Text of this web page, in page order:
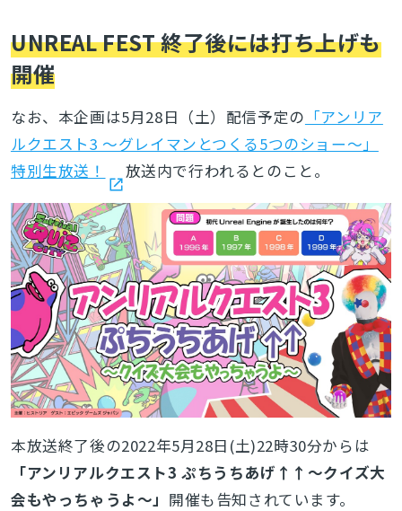
UNREAL FEST 終了後には打ち上げも
開催
なお、本企画は5月28日（土）配信予定の 「アンリア
ルクエスト3 ～グレイマンとつくる5つのショー～」
特別生放送！
放送内で行われるとのこと。
本放送終了後の2022年5月28日(土)22時30分からは
「アンリアルクエスト3 ぷちうちあげ↑↑～クイズ大
会もやっちゃうよ～」 開催も告知されています。